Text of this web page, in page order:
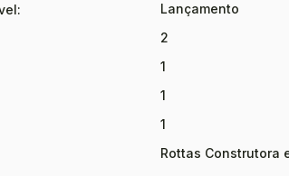
Lançamento
2
1
1
1
Rottas Construtora